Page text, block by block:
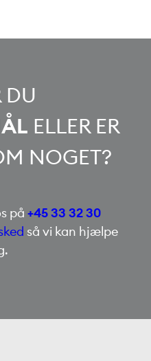
DU
ELLER ER
NOGET?
på +45 33 32 30
så vi kan hjælpe